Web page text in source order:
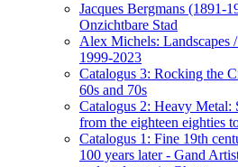
Jacques Bergmans (1891-
Onzichtbare Stad
Alex Michels: Landscapes
1999-2023
Catalogus 3: Rocking the
60s and 70s
Catalogus 2: Heavy Metal:
from the eighteen eighties
Catalogus 1: Fine 19th
100 years later - Gand